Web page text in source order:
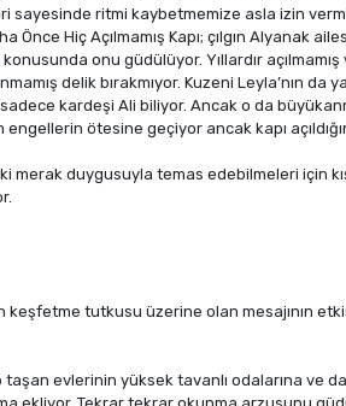
sayesinde ritmi kaybetmemize asla izin
Önce Hiç Açılmamış Kapı; çılgın Alyanak
onu güdülüyor. Yıllardır
delik bırakmıyor. Kuzeni Leyla’nın da
kardeşi Ali biliyor. Ancak o da
ötesine geçiyor ancak kapı
duygusuyla temas edebilmeleri için
keşfetme tutkusu üzerine olan mesajının
evlerinin yüksek tavanlı odalarına ve